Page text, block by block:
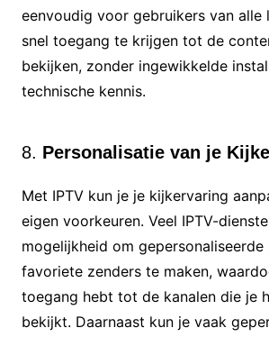
eenvoudig voor gebruikers van alle
snel toegang te krijgen tot de
bekijken, zonder ingewikkelde
technische kennis.
8. Personalisatie van je
Met IPTV kun je je kijkervaring
eigen voorkeuren. Veel IPTV-
mogelijkheid om gepersonaliseerde
favoriete zenders te maken,
toegang hebt tot de kanalen die je
bekijkt. Daarnaast kun je vaak